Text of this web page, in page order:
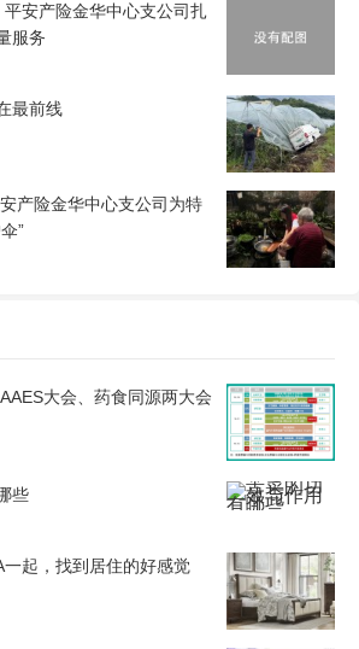
安产险金华中心支公司扎
服务
最前线
产险金华中心支公司为特
”
大会、药食同源两大会
些
起，找到居住的好感觉